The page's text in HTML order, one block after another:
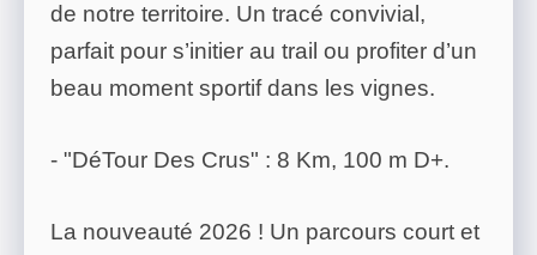
de notre territoire. Un tracé convivial,
parfait pour s’initier au trail ou profiter d’un
beau moment sportif dans les vignes.
- "DéTour Des Crus" : 8 Km, 100 m D+.
La nouveauté 2026 ! Un parcours court et